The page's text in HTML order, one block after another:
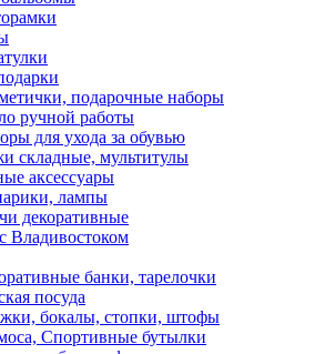
подарочные наборы
ручной работы
для ухода за обувью
складные, мультитулы
аксессуары
лампы
декоративные
Владивостоком
банки, тарелочки
посуда
бокалы, стопки, штофы
Спортивные бутылки